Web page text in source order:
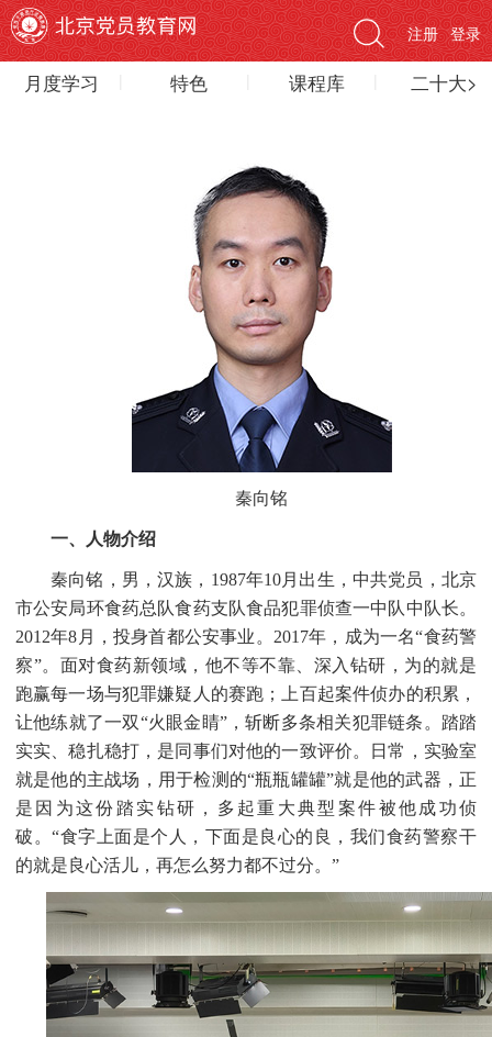
登录
注册
月度学习 特色 课程库 二十大>
秦向铭
一、人物介绍
秦向铭，男，汉族， 1987年10月出生，中共党员，北京
市公安局环食药总队食药支队食品犯罪侦查一中队中队长。
2012年8月，投身首都公安事业。2017年，成为一名“食药警
察”。面对食药新领域，他不等不靠、深入钻研，为的就是
跑赢每一场与犯罪嫌疑人的赛跑；上百起案件侦办的积累，
让他练就了一双“火眼金睛”，斩断多条相关犯罪链条。踏踏
实实、稳扎稳打，是同事们对他的一致评价。日常，实验室
就是他的主战场，用于检测的“瓶瓶罐罐”就是他的武器，正
是因为这份踏实钻研，多起重大典型案件被他成功侦
破。“食字上面是个人，下面是良心的良，我们食药警察干
的就是良心活儿，再怎么努力都不过分。”